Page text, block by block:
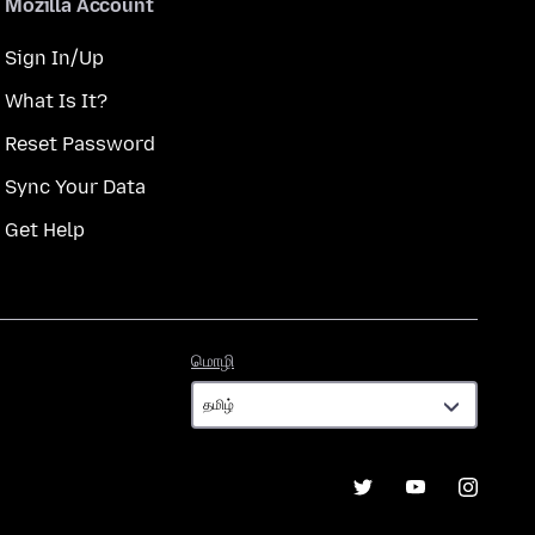
Mozilla Account
Sign In/Up
What Is It?
Reset Password
Sync Your Data
Get Help
மொழி